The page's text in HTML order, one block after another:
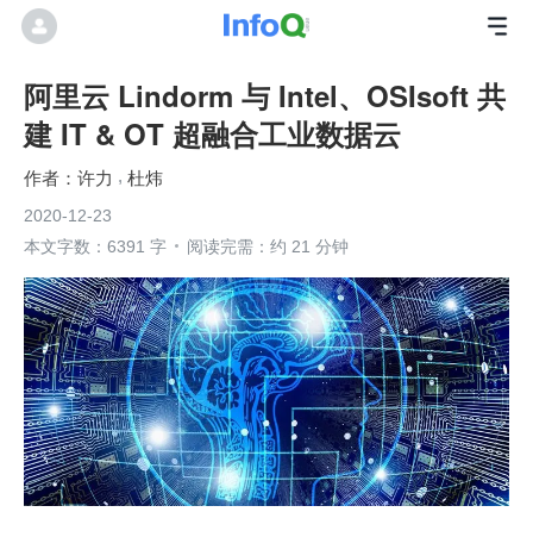
阿里云 Lindorm 与 Intel、OSIsoft 共
建 IT & OT 超融合工业数据云
许力 杜炜
2020-12-23
本文字数：6391 字
阅读完需：约 21 分钟